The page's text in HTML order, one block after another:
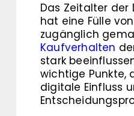
Das Zeitalter der
hat eine Fülle
zugänglich
Kaufverhalten
stark
wichtige Punkte,
digitale Einfluss